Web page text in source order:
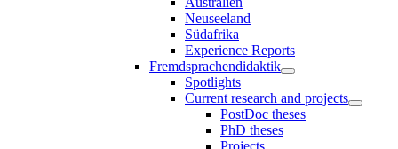
Neuseeland
Südafrika
Experience Reports
Fremdsprachendidaktik
Spotlights
Current research and projects
PostDoc theses
PhD theses
Projects